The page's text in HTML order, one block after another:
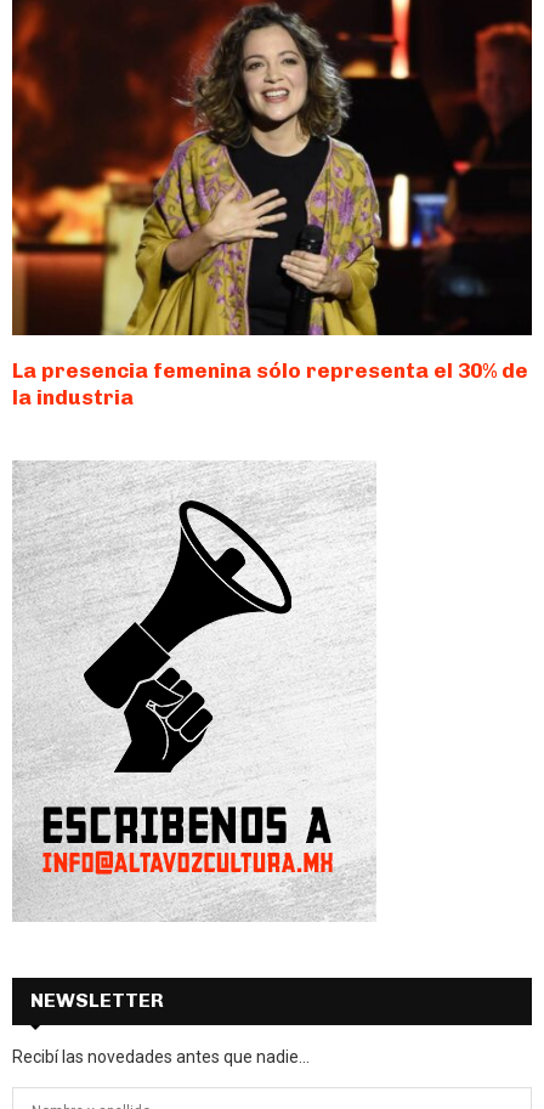
La presencia femenina sólo representa el 30% de
la industria
NEWSLETTER
Recibí las novedades antes que nadie...